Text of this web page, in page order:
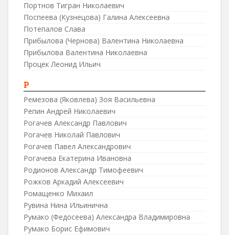
Портнов Тигран Николаевич
Поспеева (Кузнецова) Галина Алексеевна
Потепалов Слава
Прибылова (Чернова) Валентина Николаевна
Прибылова Валентина Николаевна
Процек Леонид Ильич
Р
Ремезова (Яковлева) Зоя Васильевна
Репин Андрей Николаевич
Рогачев Александр Павлович
Рогачев Николай Павлович
Рогачев Павел Александрович
Рогачева Екатерина Ивановна
Родионов Александр Тимофеевич
Рожков Аркадий Алексеевич
Ромащенко Михаил
Рувина Нина Ильинична
Румако (Федосеева) Александра Владимировна
Румако Борис Ефимович